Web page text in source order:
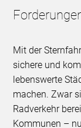
Mit der
sichere und
lebenswerte
machen. Zwar
Radverkehr
Kommunen –